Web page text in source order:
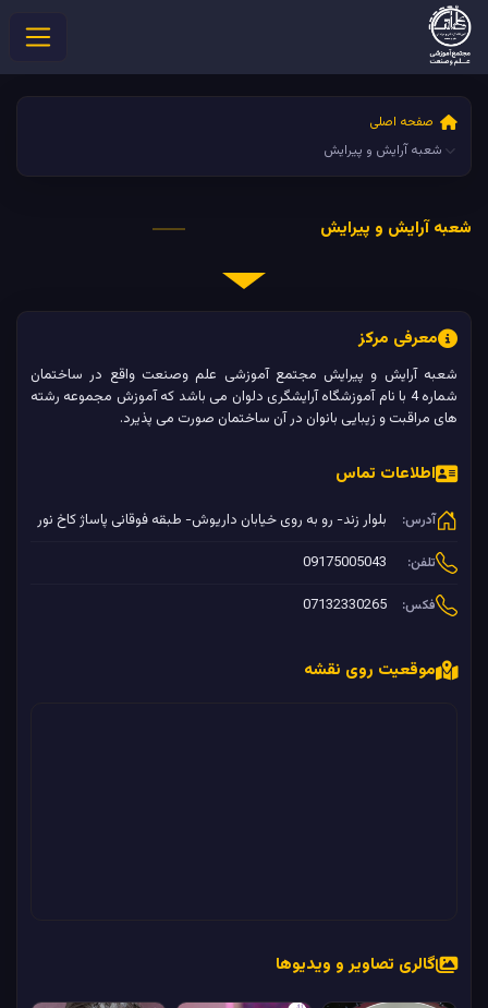
صفحه اصلی
شعبه آرایش و پیرایش
شعبه آرایش و پیرایش
معرفی مرکز
شعبه آرایش و پیرایش مجتمع آموزشی علم وصنعت واقع در ساختمان
شماره 4 با نام آموزشگاه آرایشگری دلوان می باشد که آموزش مجموعه رشته
های مراقبت و زیبایی بانوان در آن ساختمان صورت می پذیرد.
اطلاعات تماس
آدرس: بلوار زند- رو به روی خیابان داریوش- طبقه فوقانی پاساژ کاخ نور
تلفن: 09175005043
فکس: 07132330265
موقعیت روی نقشه
گالری تصاویر و ویدیوها